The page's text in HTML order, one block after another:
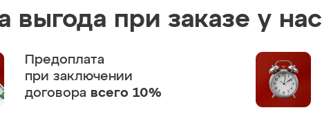
выгода при заказе у нас
Предоплата
при заключении
договора всего 10%